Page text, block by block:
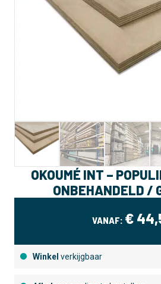
OKOUMÉ INT –
ONBEHANDELD /
VANAF: €
Winkel verkijgbaar